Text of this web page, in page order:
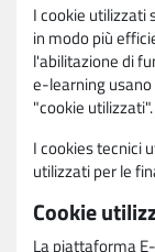
I cookie utilizzati
in modo più
l'abilitazione di
e-learning
"cookie utilizzati".
I cookies tecnici
utilizzati per le
Cookie
La piattaforma